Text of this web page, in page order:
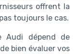
offrent la
toujours le cas.
Audi dépend de
bien évaluer vos